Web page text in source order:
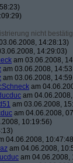
nicht
14:28:13)
14:29:03)
am 03.06.2008,
am 03.06.2008,
am 03.06.2008,
am
am
am 03.06.2008,
am 04.06.2008,
10:19:56)
04.06.2008,
am 04.06.2008,
am 04.06.2008,